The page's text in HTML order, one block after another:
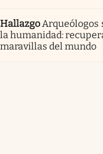
HallazgoArqueólogos
la humanidad:
maravillas del mundo